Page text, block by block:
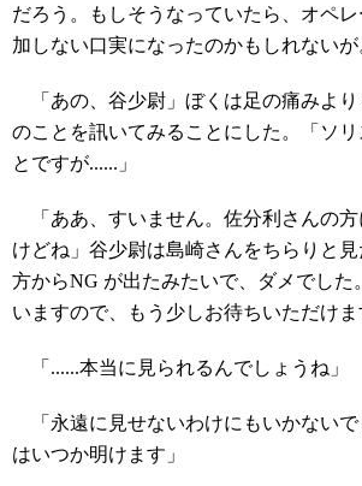
だろう。もしそうなっていたら、オペ
加しない口実になったのかもしれないが
「あの、谷少尉」ぼくは足の痛みより
のことを訊いてみることにした。「ソリ
とですが......」
「ああ、すいません。佐分利さんの方
けどね」谷少尉は島崎さんをちらりと
方からNG が出たみたいで、ダメでした
いますので、もう少しお待ちいただけま
「......本当に見られるんでしょうね」
「永遠に見せないわけにもいかないで
はいつか明けます」